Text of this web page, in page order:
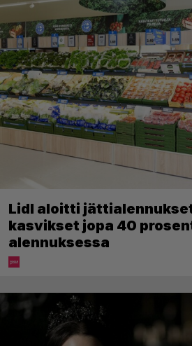
Lidl aloitti
kasvikset jopa 40
alennuksessa